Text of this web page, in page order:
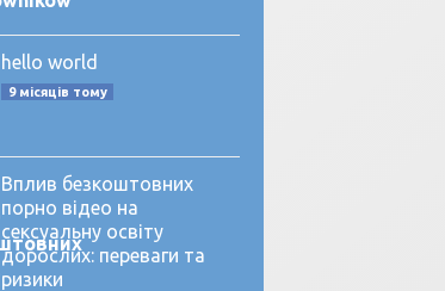
hello world
9 місяців тому
Вплив безкоштовних
порно відео на
сексуальну освіту
дорослих: переваги та
ризики